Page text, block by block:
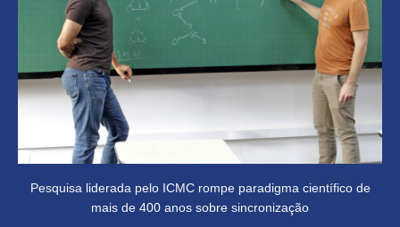
Pesquisa liderada pelo ICMC rompe paradigma científico de
mais de 400 anos sobre sincronização